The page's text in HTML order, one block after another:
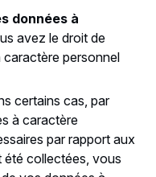
données à
avez le droit de
personnel
certains cas, par
à caractère
par rapport aux
été collectées, vous